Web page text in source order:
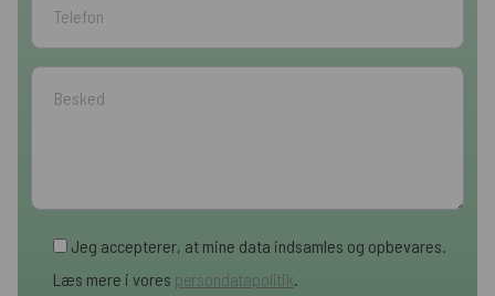
Jeg accepterer, at mine data indsamles og opbevares.
Læs mere i vores persondatapolitik.